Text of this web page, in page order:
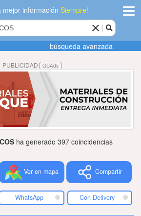
mejor informaciónSiempre!
Agregar
empresa
Actualizar
datos
Publicidad
Tiendacores
Contactenos
búsqueda avanzada
PUBLICIDAD GCAds
ha generado 397 coincidencias
Ver en mapa Compartir
WhatsApp Con Delivery